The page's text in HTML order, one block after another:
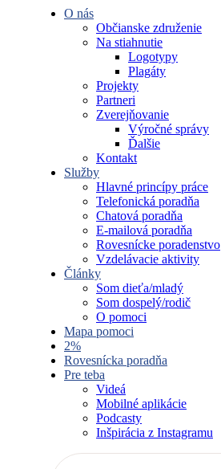
O nás
Občianske združenie
Na stiahnutie
Logotypy
Plagáty
Projekty
Partneri
Zverejňovanie
Výročné správy
Ďalšie
Kontakt
Služby
Hlavné princípy práce
Telefonická poradňa
Chatová poradňa
E-mailová poradňa
Rovesnícke poradenstvo
Vzdelávacie aktivity
Články
Som dieťa/mladý
Som dospelý/rodič
O pomoci
Mapa pomoci
2%
Rovesnícka poradňa
Pre teba
Videá
Mobilné aplikácie
Podcasty
Inšpirácia z Instagramu